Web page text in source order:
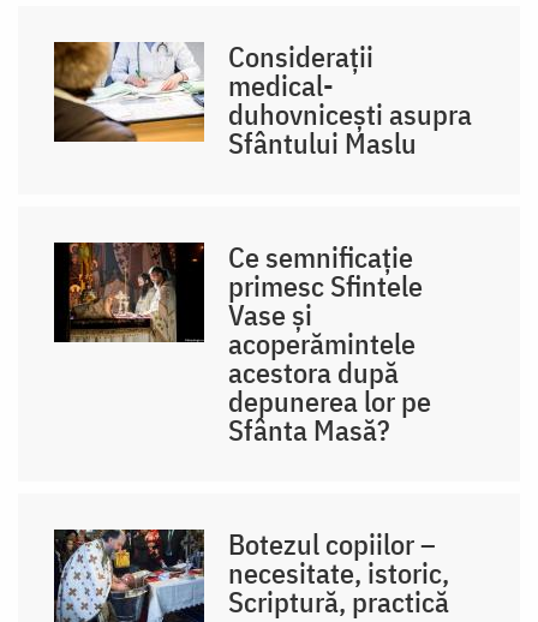
Considerații
medical-
duhovnicești asupra
Sfântului Maslu
Ce semnificație
primesc Sfintele
Vase și
acoperămintele
acestora după
depunerea lor pe
Sfânta Masă?
Botezul copiilor –
necesitate, istoric,
Scriptură, practică